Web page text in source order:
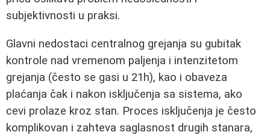
subjektivnosti u praksi.
Glavni nedostaci centralnog grejanja su gubitak
kontrole nad vremenom paljenja i intenzitetom
grejanja (često se gasi u 21h), kao i obaveza
plaćanja čak i nakon isključenja sa sistema, ako
cevi prolaze kroz stan. Proces isključenja je često
komplikovan i zahteva saglasnost drugih stanara,